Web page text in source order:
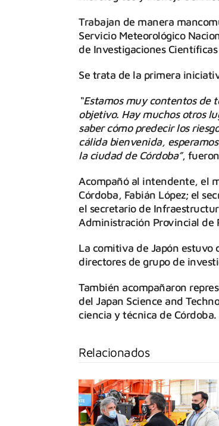
Trabajan de manera
Servicio Meteorológico
de Investigaciones
Se trata de la primera
“Estamos muy contentos de
objetivo. Hay muchos otros
saber cómo predecir los
cálida bienvenida,
la ciudad de Córdoba”,
Acompañó al intendente, el
Córdoba, Fabián López; el
el secretario de
Administración Provincial de
La comitiva de Japón estuvo
directores de grupo de
También acompañaron
del Japan Science and
ciencia y técnica de Córdoba.
Relacionados